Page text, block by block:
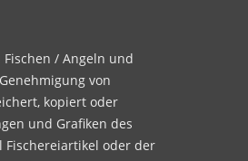
/ Angeln und
von
kopiert oder
und Grafiken des
oder der